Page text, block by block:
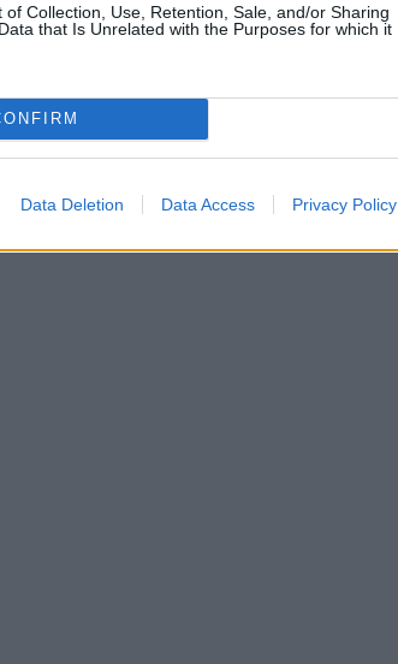
of Collection, Use, Retention, Sale, and/or Sharing
that Is Unrelated with the Purposes for which it
Data Deletion Data Access Privacy Policy